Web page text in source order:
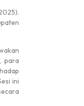
para
ini